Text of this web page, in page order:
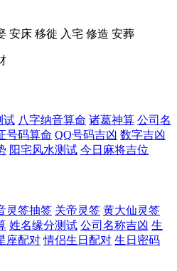
移徙 入宅 修造 安葬
试 八字纳音算命 诸葛神算 公司名
号码算命 QQ号码吉凶 数字吉凶
阳宅风水测试 今日麻将吉位
灵签抽签 关帝灵签 黄大仙灵签
姓名缘分测试 公司名称吉凶 生
座配对 情侣生日配对 生日密码